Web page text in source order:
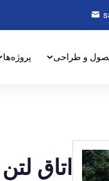
و طراحی پروژه‌ها
اتاق لتن